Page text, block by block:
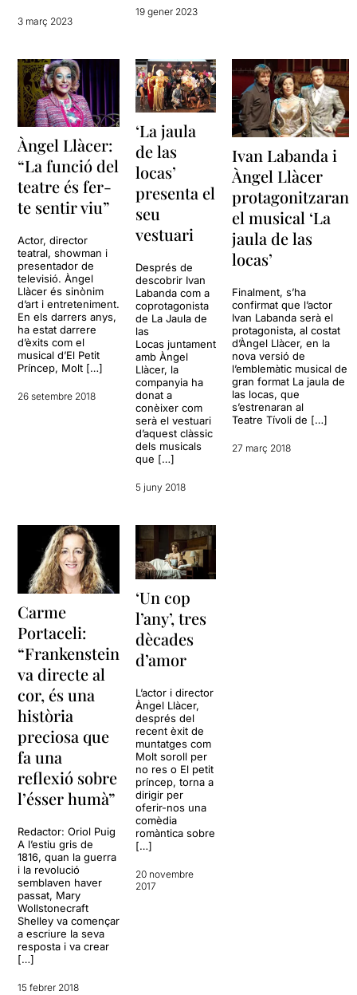
3 març 2023
19 gener 2023
Àngel Llàcer:
“La funció del
teatre és fer-
te sentir viu”
Actor, director
teatral, showman i
presentador de
televisió. Àngel
Llàcer és sinònim
d’art i entreteniment.
En els darrers anys,
ha estat darrere
d’èxits com el
musical d’El Petit
Príncep, Molt […]
26 setembre 2018
‘La jaula
de las
locas’
presenta el
seu
vestuari
Després de
descobrir Ivan
Labanda com a
coprotagonista
de La Jaula de
las
Locas juntament
amb Àngel
Llàcer, la
companyia ha
donat a
conèixer com
serà el vestuari
d’aquest clàssic
dels musicals
que […]
5 juny 2018
Ivan Labanda i
Àngel Llàcer
protagonitzaran
el musical ‘La
jaula de las
locas’
Finalment, s’ha
confirmat que l’actor
Ivan Labanda serà el
protagonista, al costat
d’Àngel Llàcer, en la
nova versió de
l’emblemàtic musical de
gran format La jaula de
las locas, que
s’estrenaran al
Teatre Tívoli de […]
27 març 2018
Carme
Portaceli:
“Frankenstein
va directe al
cor, és una
història
preciosa que
fa una
reflexió sobre
l’ésser humà”
Redactor: Oriol Puig
A l’estiu gris de
1816, quan la guerra
i la revolució
semblaven haver
passat, Mary
Wollstonecraft
Shelley va començar
a escriure la seva
resposta i va crear
[…]
15 febrer 2018
‘Un cop
l’any’, tres
dècades
d’amor
L’actor i director
Àngel Llàcer,
després del
recent èxit de
muntatges com
Molt soroll per
no res o El petit
príncep, torna a
dirigir per
oferir-nos una
comèdia
romàntica sobre
[…]
20 novembre
2017